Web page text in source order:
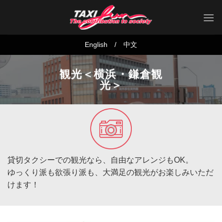
English / 中文
観光＜横浜・鎌倉観
光＞
貸切タクシーでの観光なら、自由なアレンジもOK。
ゆっくり派も欲張り派も、大満足の観光がお楽しみいただ
けます！